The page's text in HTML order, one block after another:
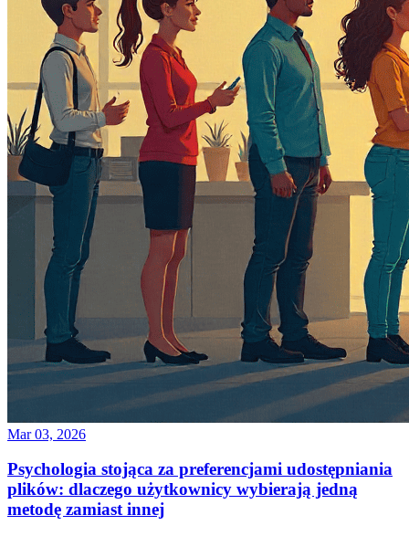
Mar 03, 2026
Psychologia stojąca za preferencjami udostępniania
plików: dlaczego użytkownicy wybierają jedną
metodę zamiast innej